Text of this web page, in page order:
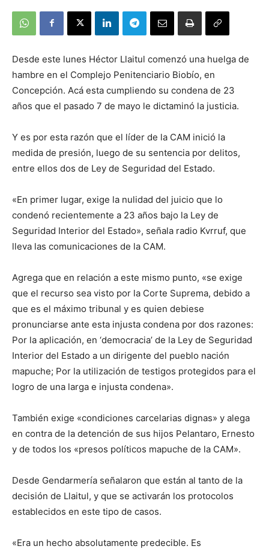
Desde este lunes Héctor Llaitul comenzó una huelga de
hambre en el Complejo Penitenciario Biobío, en
Concepción. Acá esta cumpliendo su condena de 23
años que el pasado 7 de mayo le dictaminó la justicia.
Y es por esta razón que el líder de la CAM inició la
medida de presión, luego de su sentencia por delitos,
entre ellos dos de Ley de Seguridad del Estado.
«En primer lugar, exige la nulidad del juicio que lo
condenó recientemente a 23 años bajo la Ley de
Seguridad Interior del Estado», señala radio Kvrruf, que
lleva las comunicaciones de la CAM.
Agrega que en relación a este mismo punto, «se exige
que el recurso sea visto por la Corte Suprema, debido a
que es el máximo tribunal y es quien debiese
pronunciarse ante esta injusta condena por dos razones:
Por la aplicación, en ‘democracia’ de la Ley de Seguridad
Interior del Estado a un dirigente del pueblo nación
mapuche; Por la utilización de testigos protegidos para el
logro de una larga e injusta condena».
También exige «condiciones carcelarias dignas» y alega
en contra de la detención de sus hijos Pelantaro, Ernesto
y de todos los «presos políticos mapuche de la CAM».
Desde Gendarmería señalaron que están al tanto de la
decisión de Llaitul, y que se activarán los protocolos
establecidos en este tipo de casos.
«Era un hecho absolutamente predecible. Es